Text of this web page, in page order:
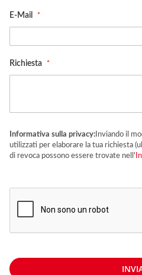
E-Mail
Richiesta
Informativa sulla privacy: Inviando il
utilizzati per elaborare la tua richiesta
di revoca possono essere trovate nell'